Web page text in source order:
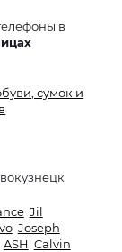
в
сумок и
Jil
Joseph
ASH Calvin